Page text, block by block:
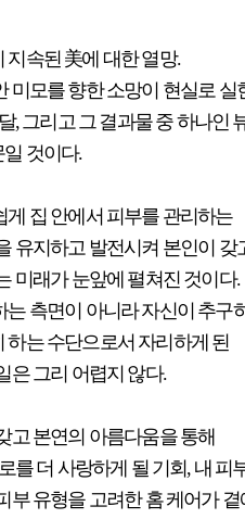
속된 美에 대한 열망.
미모를 향한 소망이 현실로 실
, 그리고 그 결과물 중 하나인
것이다.
집 안에서 피부를 관리하는
유지하고 발전시켜 본인이 갖
미래가 눈앞에 펼쳐진 것이다.
측면이 아니라 자신이 추구
는 수단으로서 자리하게 된
은 그리 어렵지 않다.
고 본연의 아름다움을 통해
를 더 사랑하게 될 기회, 내 피
부 유형을 고려한 홈 케어가 곁